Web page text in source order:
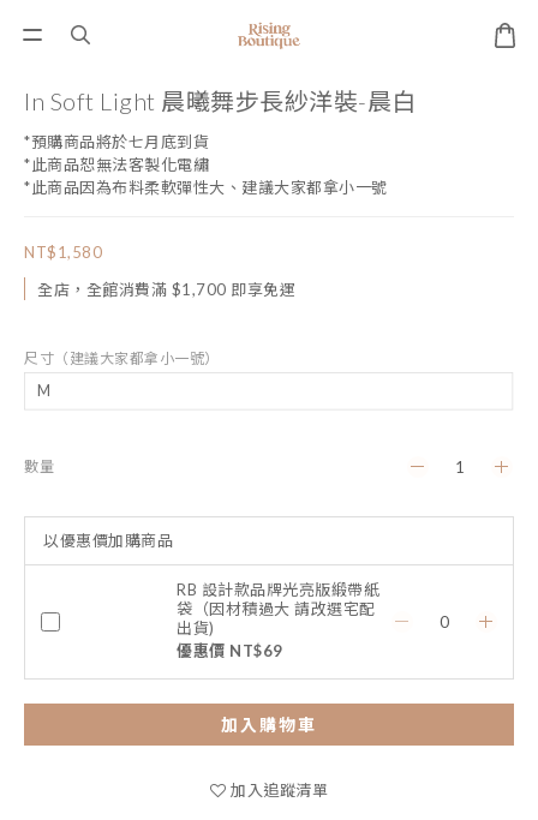
In Soft Light 晨曦舞步長紗洋裝-晨白
*預購商品將於七月底到貨
*此商品恕無法客製化電繡
*此商品因為布料柔軟彈性大、建議大家都拿小一號
NT$1,580
全店，全館消費滿 $1,700 即享免運
尺寸（建議大家都拿小一號）
數量
以優惠價加購商品
RB 設計款品牌光亮版緞帶紙
袋（因材積過大 請改選宅配
出貨)
優惠價 NT$69
加入購物車
加入追蹤清單